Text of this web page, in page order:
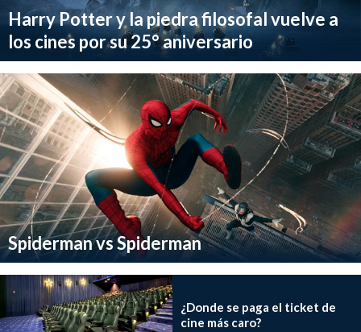
Harry Potter y la piedra filosofal vuelve a
los cines por su 25° aniversario
Spiderman vs Spiderman
¿Donde se paga el ticket de
cine más caro?